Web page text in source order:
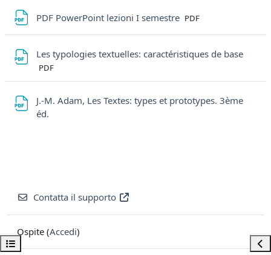
Apri indice del corso
PDF PowerPoint lezioni I semestre File
PDF
Les typologies textuelles: caractéristiques de baseFile
PDF
J.-M. Adam, Les Textes: types et prototypes. 3ème
éd.
Contatta il supporto
Ospite (Accedi)